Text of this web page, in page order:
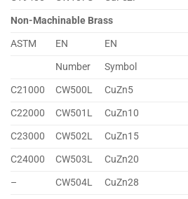
Non-Machinable Brass
ASTM
EN EN
Number
Symbol
C21000
CW500L CuZn5
C22000
CW501L CuZn10
C23000
CW502L CuZn15
C24000
CW503L CuZn20
–
CW504L CuZn28